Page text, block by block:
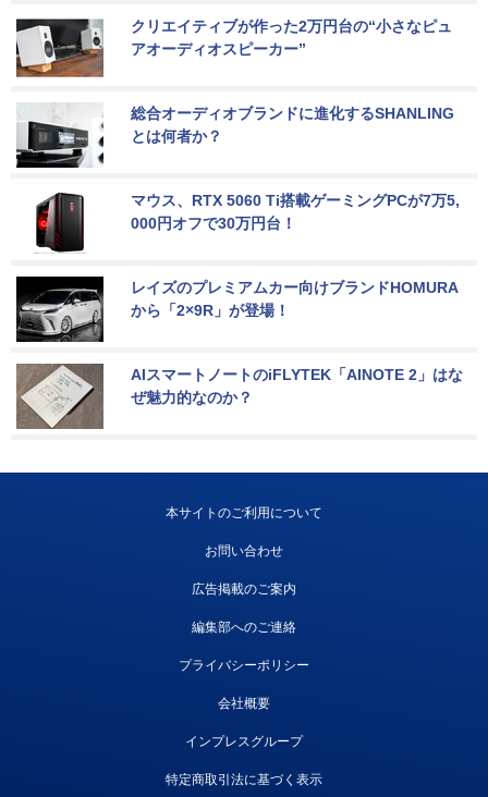
クリエイティブが作った2万円台の“小さなピュ
アオーディオスピーカー”
総合オーディオブランドに進化するSHANLING
とは何者か？
マウス、RTX 5060 Ti搭載ゲーミングPCが7万5,
000円オフで30万円台！
レイズのプレミアムカー向けブランドHOMURA
から「2×9R」が登場！
AIスマートノートのiFLYTEK「AINOTE 2」はな
ぜ魅力的なのか？
本サイトのご利用について
お問い合わせ
広告掲載のご案内
編集部へのご連絡
プライバシーポリシー
会社概要
インプレスグループ
特定商取引法に基づく表示